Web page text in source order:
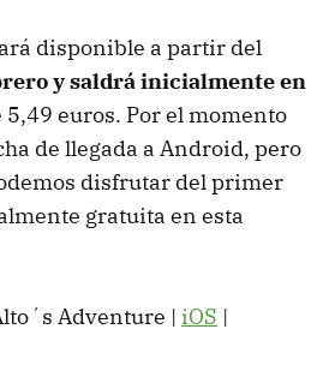
disponible a partir del
y saldrá inicialmente en
5,49 euros. Por el momento
de llegada a Android, pero
disfrutar del primer
gratuita en esta
Adventure | iOS |